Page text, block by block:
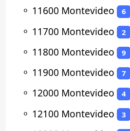
⚬ 11600 Montevideo 6
⚬ 11700 Montevideo 2
⚬ 11800 Montevideo 9
⚬ 11900 Montevideo 7
⚬ 12000 Montevideo 4
⚬ 12100 Montevideo 3